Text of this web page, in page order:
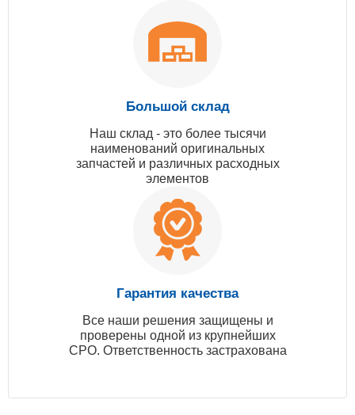
Большой склад
Наш склад - это более тысячи
наименований оригинальных
запчастей и различных расходных
элементов
Гарантия качества
Все наши решения защищены и
проверены одной из крупнейших
СРО. Ответственность застрахована